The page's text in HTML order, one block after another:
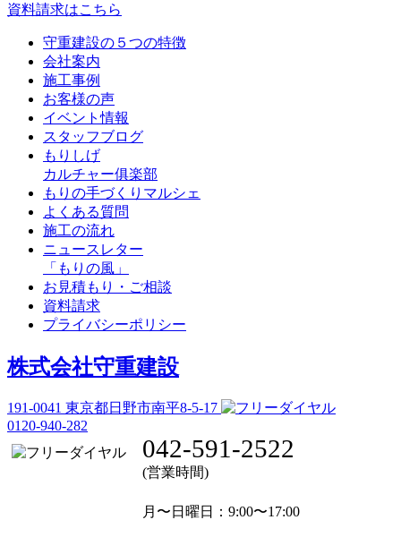
資料請求はこちら
守重建設の５つの特徴
会社案内
施工事例
お客様の声
イベント情報
スタッフブログ
もりしげ
カルチャー俱楽部
もりの手づくりマルシェ
よくある質問
施工の流れ
ニュースレター
「もりの風」
お見積もり・ご相談
資料請求
プライバシーポリシー
株式会社守重建設
191-0041 東京都日野市南平8-5-17
0120-940-282
042-591-2522
(営業時間)
月〜日曜日 ：9:00〜17:00